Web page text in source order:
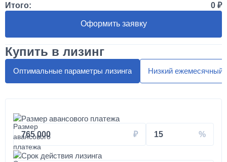
50 000
Установка двухместного спальника с высокой крышей
Установка автоматической системы подкачки колес и
шин на вездеход КАМАЗ
Итого: 0
Оформить заявку
Купить в лизинг
Оптимальные параметры лизинга Низкий ежемесячный
Размер авансового платежа
765 000
15
Срок действия лизинга